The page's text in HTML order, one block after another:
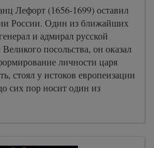
Лефорт (1656-1699) оставил
России. Один из ближайших
и адмирал русской
посольства, он оказал
личности царя
стоял у истоков европеизации
сих пор носит один из